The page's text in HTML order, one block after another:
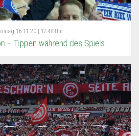
16.11.20 | 12:48 Uhr
– Tippen während des Spiels